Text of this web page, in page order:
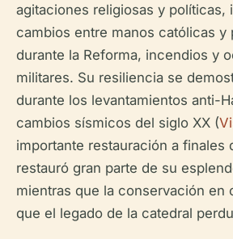
agitaciones religiosas y políticas,
cambios entre manos católicas y
durante la Reforma, incendios y
militares. Su resiliencia se
durante los levantamientos anti-
cambios sísmicos del siglo XX (
importante restauración a finales
restauró gran parte de su
mientras que la conservación en
que el legado de la catedral